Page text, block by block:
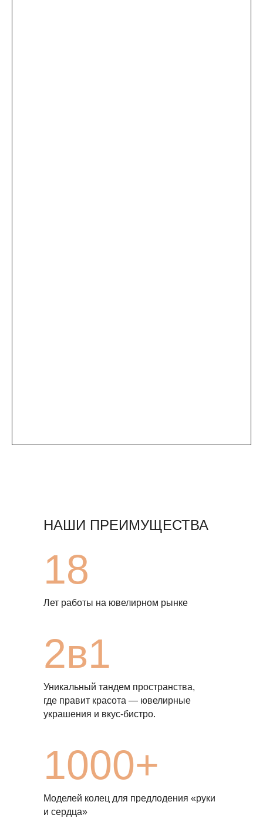
НАШИ ПРЕИМУЩЕСТВА
18
1000+
2в1
Лет работы на ювелирном рынке
Уникальный тандем пространства,
где правит красота — ювелирные
украшения и вкус-бистро.
Моделей колец для предлодения «руки
и сердца»